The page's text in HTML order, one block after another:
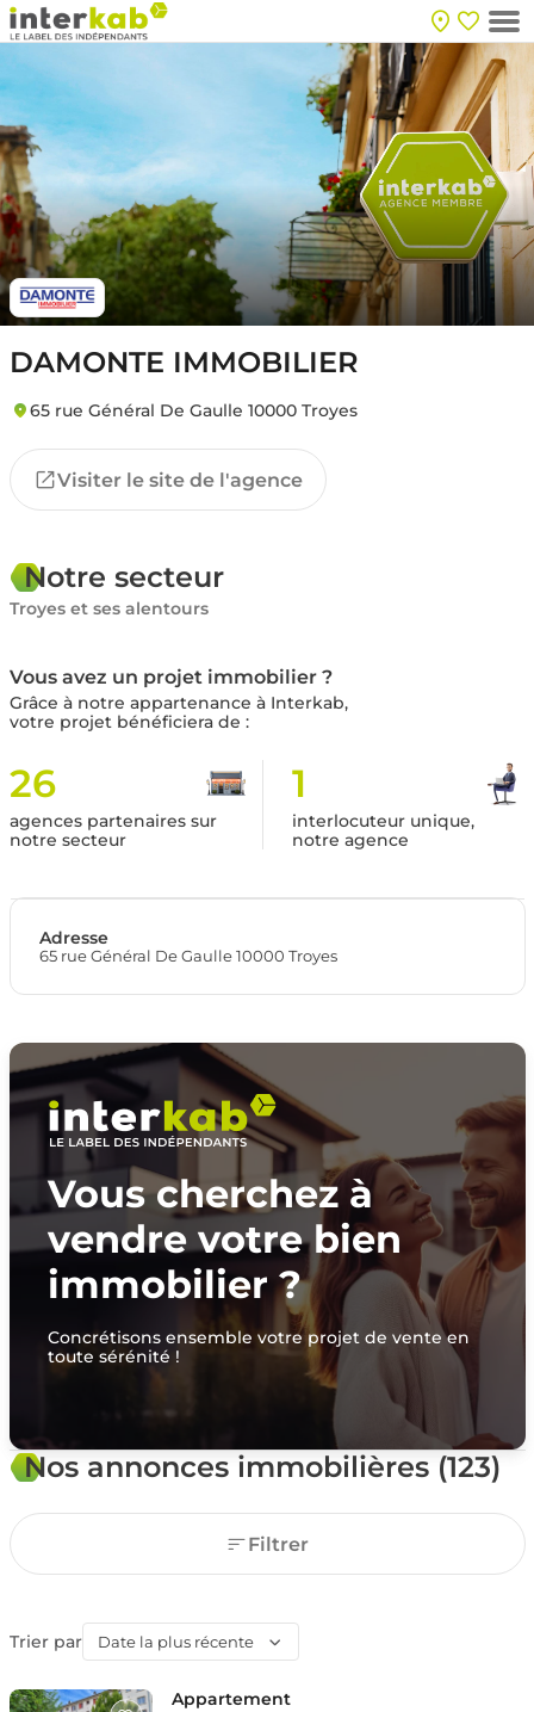
DAMONTE IMMOBILIER
65 rue Général De Gaulle 10000 Troyes
Visiter le site de l'agence
Notre secteur
Troyes et ses alentours
Vous avez un projet immobilier ?
Grâce à notre appartenance à Interkab,
votre projet bénéficiera de :
26
agences partenaires sur
notre secteur
1
interlocuteur unique,
notre agence
Adresse
65 rue Général De Gaulle 10000 Troyes
Vous cherchez à
vendre votre bien
immobilier ?
Concrétisons ensemble votre projet de vente en
toute sérénité !
Nos annonces immobilières (123)
Filtrer
Trier par Date la plus récente
Appartement